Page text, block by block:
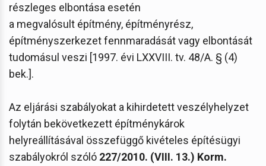
részleges elbontása esetén
a megvalósult építmény, építményrész,
építményszerkezet fennmaradását vagy elbontását
tudomásul veszi [1997. évi LXXVIII. tv. 48/A. § (4)
bek.].
Az eljárási szabályokat a kihirdetett veszélyhelyzet
folytán bekövetkezett építménykárok
helyreállításával összefüggő kivételes építésügyi
szabályokról szóló 227/2010. (VIII. 13.) Korm.